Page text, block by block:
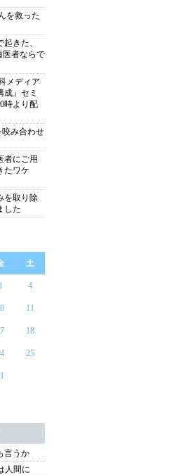
を救った
きた、
医者ならで
メディア
』セミ
時より配
咬み合わせ
者にご用
たワケ
を取り除
した
土
4
11
18
25
言うか
人間に